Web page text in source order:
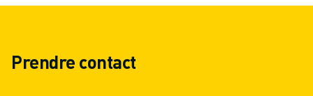
Prendre contact